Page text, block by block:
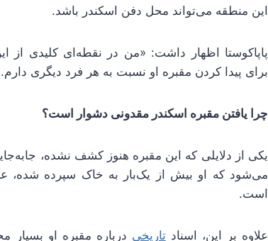
این منطقه می‌تواند محل دفن اسکندر باشد.
پاپاکوستا اظهار داشت: «من در نقطه‌ای کلیدی
برای پیدا کردن مقبره او نسبت به هر فرد دیگری
چرا یافتن مقبره اسکندر مقدونی دشوار است؟
یکی از دلایلی که این مقبره هنوز کشف نشده،
می‌شود که او بیش از یک‌بار به خاک سپرده شده،
است.
علاوه بر این، اسنادتاریخی درباره مقبره او